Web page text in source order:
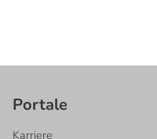
Portale
Karriere